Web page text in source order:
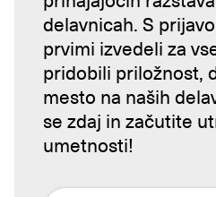
delavnicah. S
prvimi izvedeli za
pridobili priložnost,
mesto na naših
se zdaj in začutite
umetnosti!